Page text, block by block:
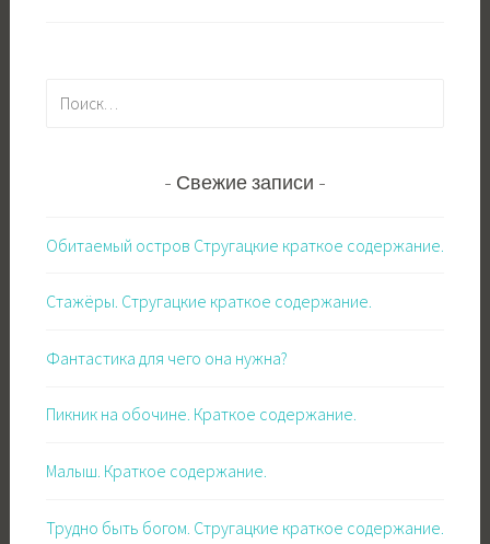
Свежие записи
Обитаемый остров Стругацкие краткое содержание.
Стажёры. Стругацкие краткое содержание.
Фантастика для чего она нужна?
Пикник на обочине. Краткое содержание.
Малыш. Краткое содержание.
Трудно быть богом. Стругацкие краткое содержание.